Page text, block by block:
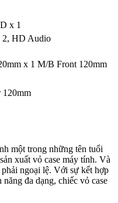
x 1
2, HD Audio
x 1 M/B Front 120mm
120mm
một trong những tên tuổi
xuất vỏ case máy tính. Và
ngoại lệ. Với sự kết hợp
đa dạng, chiếc vỏ case